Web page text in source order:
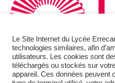
Le Site Internet du Lycée
technologies similaires, afin
utilisateurs. Les cookies sont
téléchargés ou stockés sur
appareil. Ces données peuvent